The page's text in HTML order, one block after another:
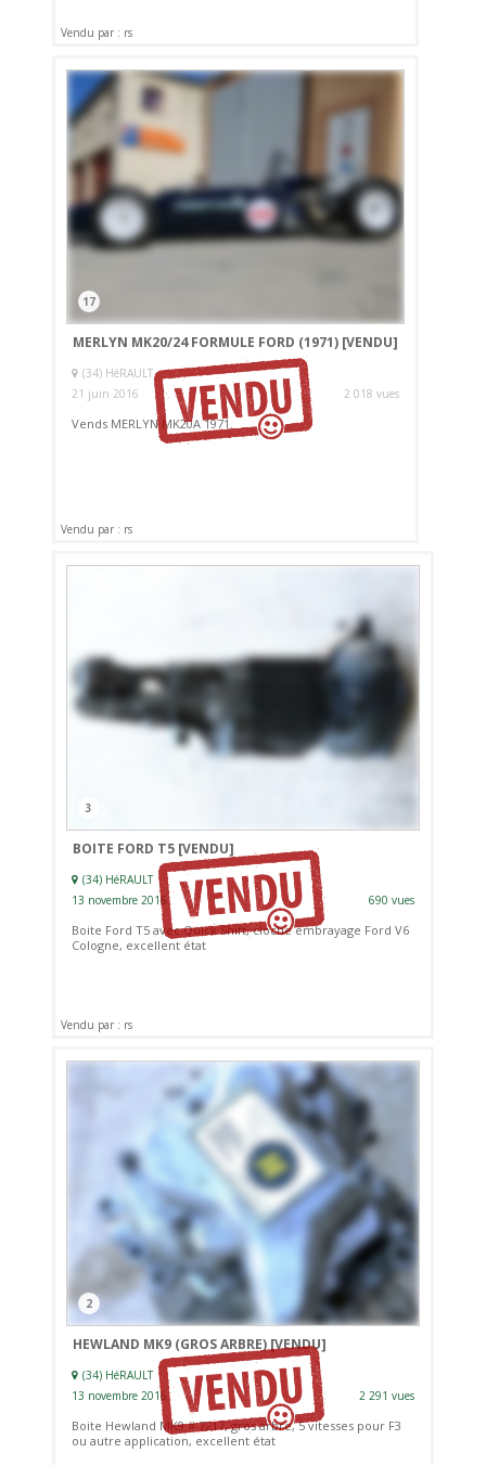
Vendu par : rs
17
MERLYN MK20/24 FORMULE FORD (1971) [VENDU]
(34) HéRAULT
21 juin 2016
2 018 vues
Vends MERLYN MK20A 1971.
Vendu par : rs
3
BOITE FORD T5 [VENDU]
(34) HéRAULT
13 novembre 2016
690 vues
Boite Ford T5 avec Quick Shift, cloche embrayage Ford V6
Cologne, excellent état
Vendu par : rs
2
HEWLAND MK9 (GROS ARBRE)[VENDU]
(34) HéRAULT
13 novembre 2016
2 291 vues
Boite Hewland MK9 # 7217, gros arbre, 5 vitesses pour F3
ou autre application, excellent état